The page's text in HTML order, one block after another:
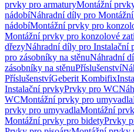
prvky pro armaturyMontážní
nádobíNáhradní díly pro
nádobíMontážní prvky pro
Montážní prvky pro konzolové
dřezyNáhradní díly pro Instalační
pro zásobníky na stěnuNáhradní
zásobníky na stěnuPříslušenství
PříslušenstvíGeberit Kombifix
Instalační prvkyPrvky pro WC
WCMontážní prvky pro umyvadla
prvky pro umyvadlaMontážní
Montážní prvky pro bidetyPrvky